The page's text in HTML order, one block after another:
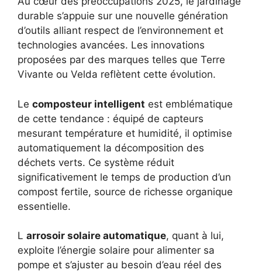
durable s’appuie sur une nouvelle génération
d’outils alliant respect de l’environnement et
technologies avancées. Les innovations
proposées par des marques telles que Terre
Vivante ou Velda reflètent cette évolution.
Le composteur intelligent est emblématique
de cette tendance : équipé de capteurs
mesurant température et humidité, il optimise
automatiquement la décomposition des
déchets verts. Ce système réduit
significativement le temps de production d’un
compost fertile, source de richesse organique
essentielle.
L arrosoir solaire automatique, quant à lui,
exploite l’énergie solaire pour alimenter sa
pompe et s’ajuster au besoin d’eau réel des